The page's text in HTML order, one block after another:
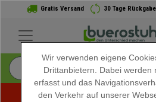
Gratis Versand 30 Tage
Wir verwenden eigene
Drittanbietern. Dabei werden
erfasst und das
den Verkehr auf unserer